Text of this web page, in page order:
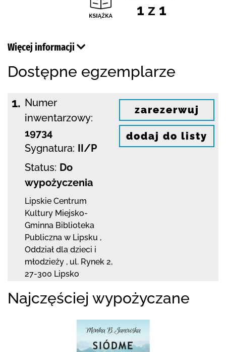
1 z 1
Więcej informacji
Dostępne egzemplarze
1. Numer
inwentarzowy:
19734
Sygnatura: II/P
Status: Do
wypożyczenia
Lipskie Centrum
Kultury Miejsko-
Gminna Biblioteka
Publiczna w Lipsku ,
Oddział dla dzieci i
młodzieży , ul. Rynek 2,
27-300 Lipsko
zarezerwuj
dodaj do listy
Najczęściej wypożyczane